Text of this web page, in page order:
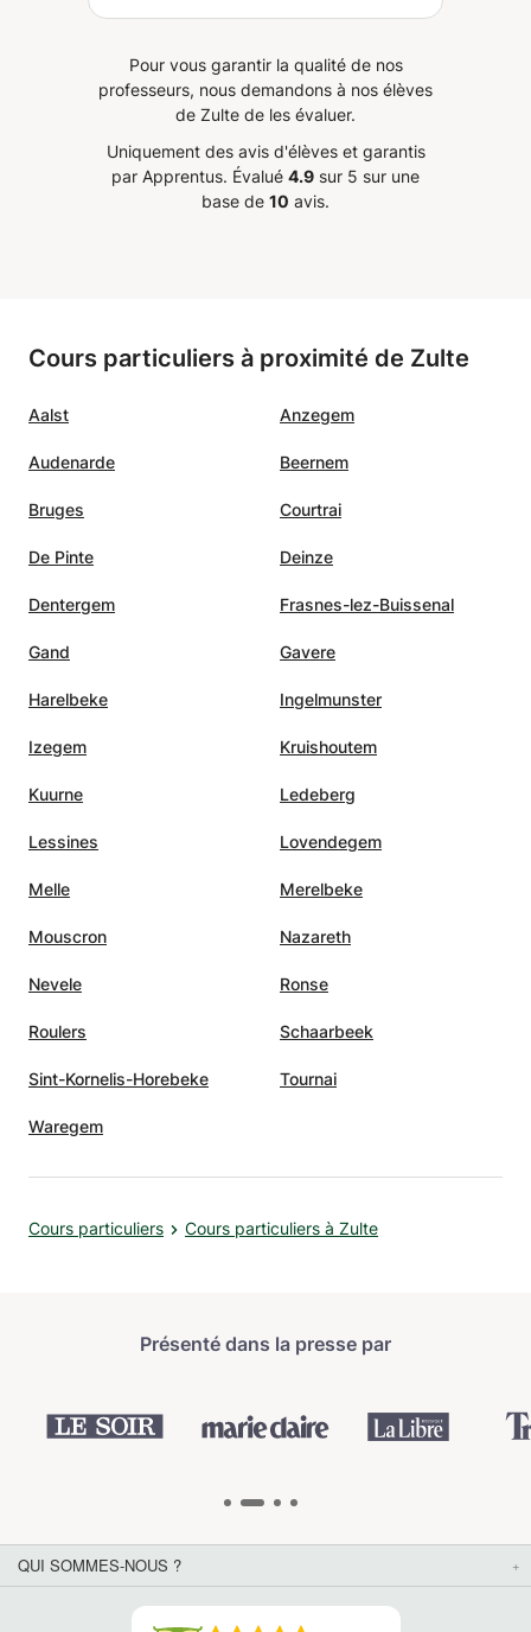
Pour vous garantir la qualité de nos
professeurs, nous demandons à nos élèves
de Zulte de les évaluer.
Uniquement des avis d'élèves et garantis
par Apprentus. Évalué 4.9 sur 5 sur une
base de 10 avis.
Cours particuliers à proximité de Zulte
Aalst Anzegem
Audenarde Beernem
Bruges Courtrai
De Pinte Deinze
Dentergem Frasnes-lez-Buissenal
Gand Gavere
Harelbeke Ingelmunster
Izegem Kruishoutem
Kuurne Ledeberg
Lessines Lovendegem
Melle Merelbeke
Mouscron Nazareth
Nevele Ronse
Roulers Schaarbeek
Sint-Kornelis-Horebeke Tournai
Waregem
Cours particuliers Cours particuliers à Zulte
Présenté dans la presse par
QUI SOMMES-NOUS ?